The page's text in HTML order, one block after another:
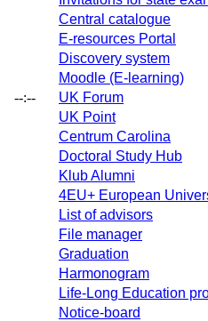
--:--
Central catalogue
E-resources Portal
Discovery system
Moodle (E-learning)
UK Forum
UK Point
Centrum Carolina
Doctoral Study Hub
Klub Alumni
4EU+ European
List of advisors
File manager
Graduation
Harmonogram
Life-Long Education
Notice-board